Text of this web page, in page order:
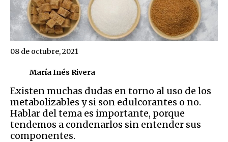
María Inés Rivera
08 de octubre, 2021
Existen muchas dudas en torno al uso de los
metabolizables y si son edulcorantes o no.
Hablar del tema es importante, porque
tendemos a condenarlos sin entender sus
componentes.